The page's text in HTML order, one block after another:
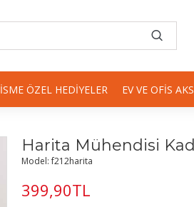
İSME ÖZEL HEDIYELER EV VE OFIS
Harita Mühendisi
399,90TL
Model: f212harita